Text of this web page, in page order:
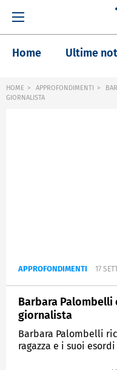
Home Ultime
HOME APPROFONDIMENTI
GIORNALISTA
APPROFONDIMENTI 17
Barbara
giornalista
Barbara Palombelli
ragazza e i suoi